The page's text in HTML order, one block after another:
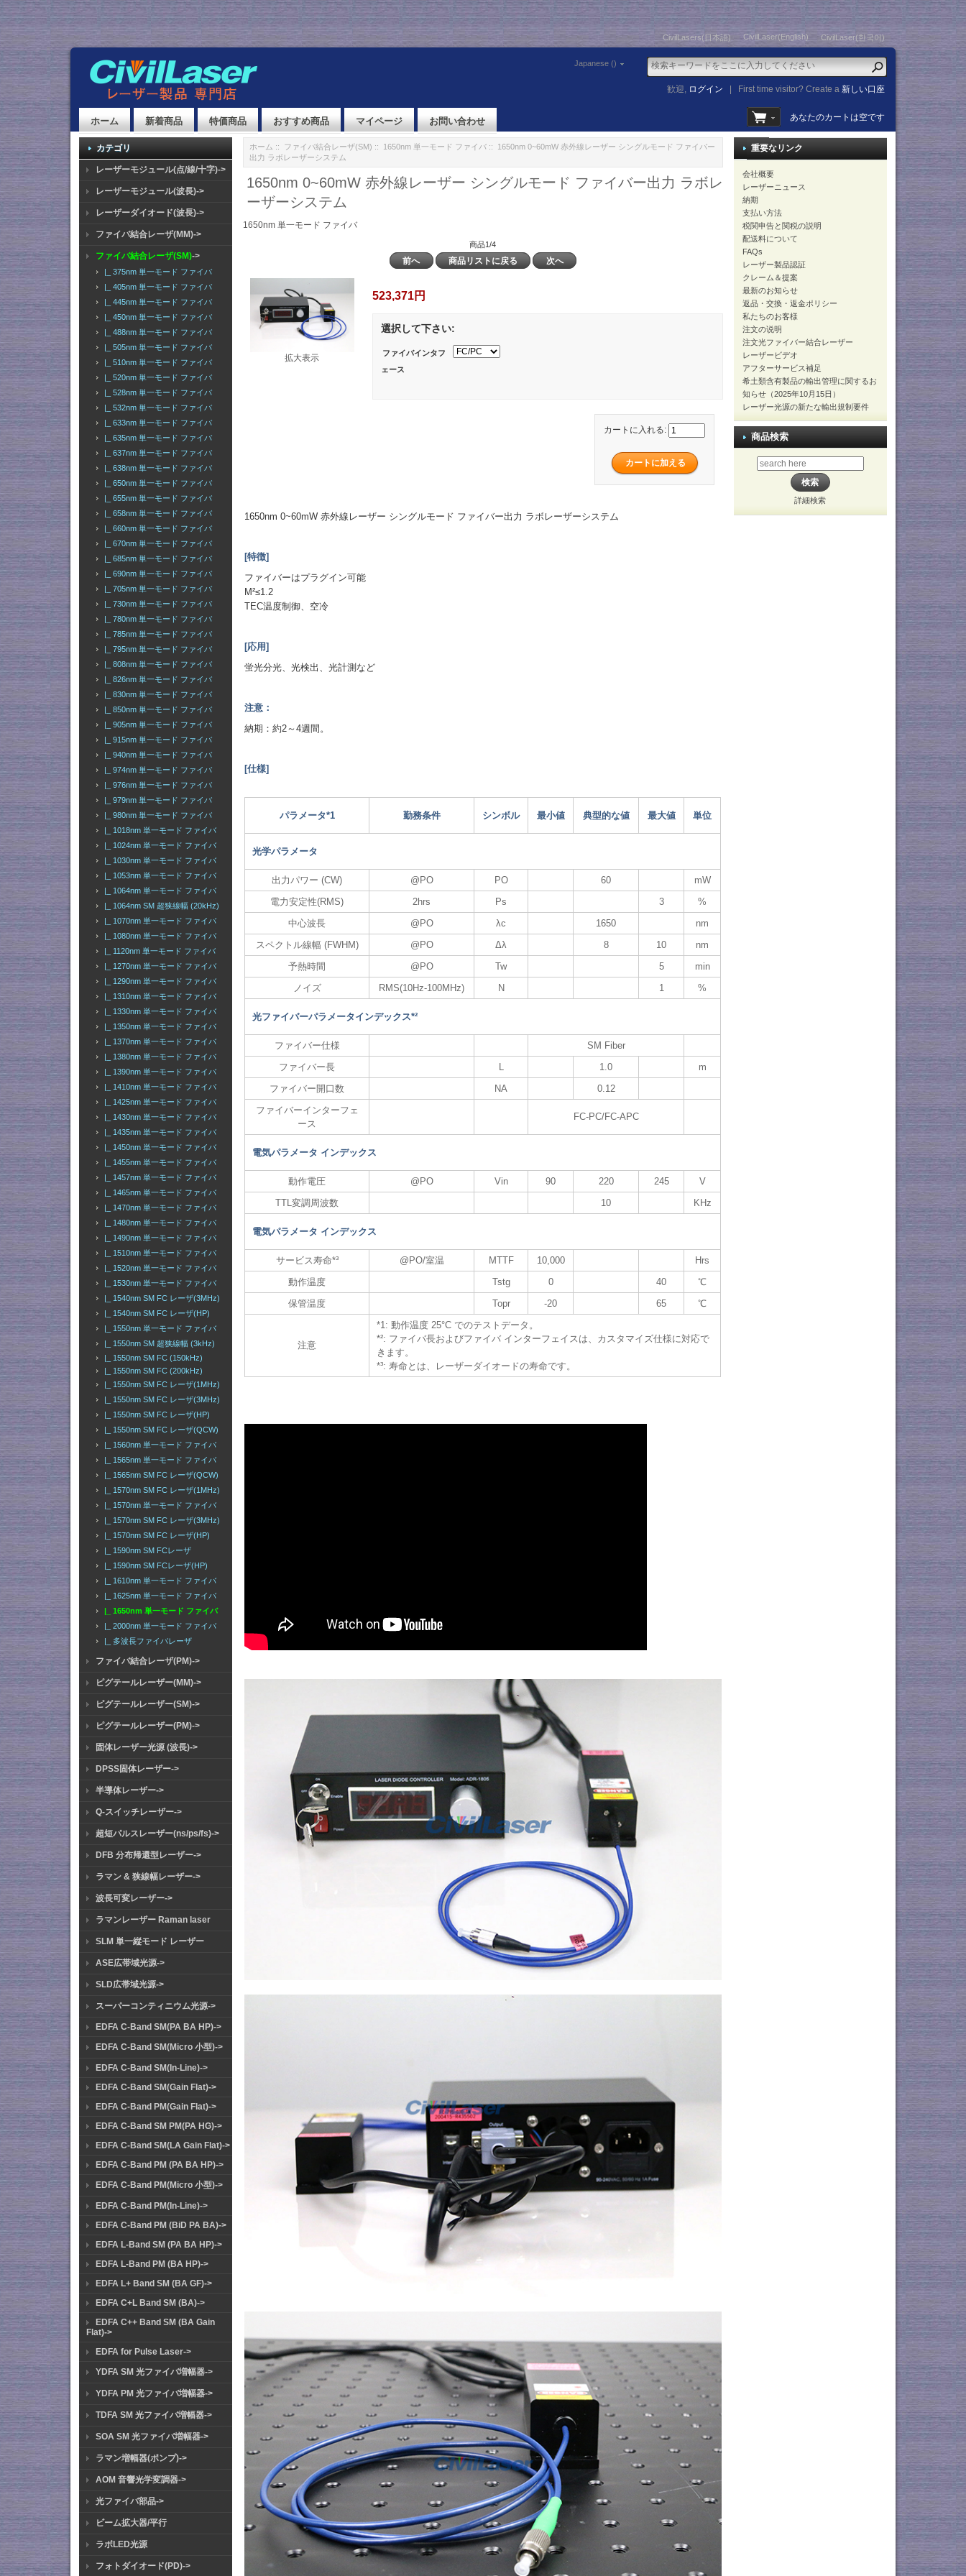
CivilLasers(日本語) CivilLaser(English) CivilLaser(한국어)
Japanese ()
歓迎, ログイン First time visitor? Create a新しい口座
ホーム 新着商品 特価商品 おすすめ商品 マイページ お問い合わせ あなたのカートは空です
カテゴリ
レーザーモジュール(点/線/十字)->
レーザーモジュール(波長)->
レーザーダイオード(波長)->
ファイバ結合レーザ(MM)->
ファイバ結合レーザ(SM)->
|_ 375nm 単一モード ファイバ
|_ 405nm 単一モード ファイバ
|_ 445nm 単一モード ファイバ
|_ 450nm 単一モード ファイバ
|_ 488nm 単一モード ファイバ
|_ 505nm 単一モード ファイバ
|_ 510nm 単一モード ファイバ
|_ 520nm 単一モード ファイバ
|_ 528nm 単一モード ファイバ
|_ 532nm 単一モード ファイバ
|_ 633nm 単一モード ファイバ
|_ 635nm 単一モード ファイバ
|_ 637nm 単一モード ファイバ
|_ 638nm 単一モード ファイバ
|_ 650nm 単一モード ファイバ
|_ 655nm 単一モード ファイバ
|_ 658nm 単一モード ファイバ
|_ 660nm 単一モード ファイバ
|_ 670nm 単一モード ファイバ
|_ 685nm 単一モード ファイバ
|_ 690nm 単一モード ファイバ
|_ 705nm 単一モード ファイバ
|_ 730nm 単一モード ファイバ
|_ 780nm 単一モード ファイバ
|_ 785nm 単一モード ファイバ
|_ 795nm 単一モード ファイバ
|_ 808nm 単一モード ファイバ
|_ 826nm 単一モード ファイバ
|_ 830nm 単一モード ファイバ
|_ 850nm 単一モード ファイバ
|_ 905nm 単一モード ファイバ
|_ 915nm 単一モード ファイバ
|_ 940nm 単一モード ファイバ
|_ 974nm 単一モード ファイバ
|_ 976nm 単一モード ファイバ
|_ 979nm 単一モード ファイバ
|_ 980nm 単一モード ファイバ
|_ 1018nm 単一モード ファイバ
|_ 1024nm 単一モード ファイバ
|_ 1030nm 単一モード ファイバ
|_ 1053nm 単一モード ファイバ
|_ 1064nm 単一モード ファイバ
|_ 1064nm SM 超狭線幅 (20kHz)
|_ 1070nm 単一モード ファイバ
|_ 1080nm 単一モード ファイバ
|_ 1120nm 単一モード ファイバ
|_ 1270nm 単一モード ファイバ
|_ 1290nm 単一モード ファイバ
|_ 1310nm 単一モード ファイバ
|_ 1330nm 単一モード ファイバ
|_ 1350nm 単一モード ファイバ
|_ 1370nm 単一モード ファイバ
|_ 1380nm 単一モード ファイバ
|_ 1390nm 単一モード ファイバ
|_ 1410nm 単一モード ファイバ
|_ 1425nm 単一モード ファイバ
|_ 1430nm 単一モード ファイバ
|_ 1435nm 単一モード ファイバ
|_ 1450nm 単一モード ファイバ
|_ 1455nm 単一モード ファイバ
|_ 1457nm 単一モード ファイバ
|_ 1465nm 単一モード ファイバ
|_ 1470nm 単一モード ファイバ
|_ 1480nm 単一モード ファイバ
|_ 1490nm 単一モード ファイバ
|_ 1510nm 単一モード ファイバ
|_ 1520nm 単一モード ファイバ
|_ 1530nm 単一モード ファイバ
|_ 1540nm SM FC レーザ(3MHz)
|_ 1540nm SM FC レーザ(HP)
|_ 1550nm 単一モード ファイバ
|_ 1550nm SM 超狭線幅 (3kHz)
|_ 1550nm SM FC (150kHz)
|_ 1550nm SM FC (200kHz)
|_ 1550nm SM FC レーザ(1MHz)
|_ 1550nm SM FC レーザ(3MHz)
|_ 1550nm SM FC レーザ(HP)
|_ 1550nm SM FC レーザ(QCW)
|_ 1560nm 単一モード ファイバ
|_ 1565nm 単一モード ファイバ
|_ 1565nm SM FC レーザ(QCW)
|_ 1570nm SM FC レーザ(1MHz)
|_ 1570nm 単一モード ファイバ
|_ 1570nm SM FC レーザ(3MHz)
|_ 1570nm SM FC レーザ(HP)
|_ 1590nm SM FCレーザ
|_ 1590nm SM FCレーザ(HP)
|_ 1610nm 単一モード ファイバ
|_ 1625nm 単一モード ファイバ
|_ 1650nm 単一モード ファイバ
|_ 2000nm 単一モード ファイバ
|_ 多波長ファイバレーザ
ファイバ結合レーザ(PM)->
ピグテールレーザー(MM)->
ピグテールレーザー(SM)->
ピグテールレーザー(PM)->
固体レーザー光源 (波長)->
DPSS固体レーザー->
半導体レーザー->
Q-スイッチレーザー->
超短パルスレーザー(ns/ps/fs)->
DFB 分布帰還型レーザー->
ラマン & 狭線幅レーザー->
波長可変レーザー->
ラマンレーザー Raman laser
SLM 単一縦モード レーザー
ASE広帯域光源->
SLD広帯域光源->
スーパーコンティニウム光源->
EDFA C-Band SM(PA BA HP)->
EDFA C-Band SM(Micro 小型)->
EDFA C-Band SM(In-Line)->
EDFA C-Band SM(Gain Flat)->
EDFA C-Band PM(Gain Flat)->
EDFA C-Band SM PM(PA HG)->
EDFA C-Band SM(LA Gain Flat)->
EDFA C-Band PM (PA BA HP)->
EDFA C-Band PM(Micro 小型)->
EDFA C-Band PM(In-Line)->
EDFA C-Band PM (BiD PA BA)->
EDFA L-Band SM (PA BA HP)->
EDFA L-Band PM (BA HP)->
EDFA L+ Band SM (BA GF)->
EDFA C+L Band SM (BA)->
EDFA C++ Band SM (BA Gain
Flat)->
EDFA for Pulse Laser->
YDFA SM 光ファイバ増幅器->
YDFA PM 光ファイバ増幅器->
TDFA SM 光ファイバ増幅器->
SOA SM 光ファイバ増幅器->
ラマン増幅器(ポンプ)->
AOM 音響光学変調器->
光ファイバ部品->
ビーム拡大器/平行
ラボLED光源
フォトダイオード(PD)->
ホーム :: ファイバ結合レーザ(SM) :: 1650nm 単一モード ファイバ:: 1650nm 0~60mW 赤外線レーザー シングルモード ファイバー
出力 ラボレーザーシステム
1650nm 0~60mW 赤外線レーザー シングルモード ファイバー出力 ラボレ
ーザーシステム
1650nm 単一モード ファイバ
商品1/4
前へ 商品リストに戻る 次へ
拡大表示
523,371円
選択して下さい:
ファイバインタフ
ェース
カートに入れる:
1650nm 0~60mW 赤外線レーザー シングルモード ファイバー出力 ラボレーザーシステム
[特徴]
ファイバーはプラグイン可能
M²≤1.2
TEC温度制御、空冷
[応用]
蛍光分光、光検出、光計測など
注意：
納期：約2～4週間。
[仕様]
パラメータ*1 勤務条件 シンボル 最小値 典型的な値 最大値 単位
光学パラメータ
出力パワー (CW) @PO PO 60
mW
電力安定性(RMS)
2hrs Ps 3
%
中心波長
@PO λc 1650
nm
スペクトル線幅 (FWHM)
@PO Δλ 8 10
nm
予熱時間
@PO Tw 5
min
ノイズ
RMS(10Hz-100MHz) N 1 %
光ファイバーパラメータインデックス*²
ファイバー仕様
SM Fiber
ファイバー長
L 1.0
m
ファイバー開口数
NA
0.12
ファイバーインターフェ
ース
FC-PC/FC-APC
電気パラメータ インデックス
動作電圧 @PO Vin 90 220 245
V
TTL変調周波数
10 KHz
電気パラメータ インデックス
サービス寿命*³ @PO/室温 MTTF 10,000
Hrs
動作温度
Tstg 0 40
℃
保管温度
Topr -20 65 ℃
注意
*1: 動作温度 25°C でのテストデータ。
*²: ファイバ長およびファイバ インターフェイスは、カスタマイズ仕様に対応で
きます。
*³: 寿命とは、レーザーダイオードの寿命です。
重要なリンク
会社概要
レーザーニュース
納期
支払い方法
税関申告と関税の説明
配送料について
FAQs
レーザー製品認証
クレーム＆提案
最新のお知らせ
返品・交換・返金ポリシー
私たちのお客様
注文の说明
注文光ファイバー結合レーザー
レーザービデオ
アフターサービス補足
希土類含有製品の輸出管理に関するお
知らせ（2025年10月15日）
レーザー光源の新たな輸出規制要件
商品検索
詳細検索